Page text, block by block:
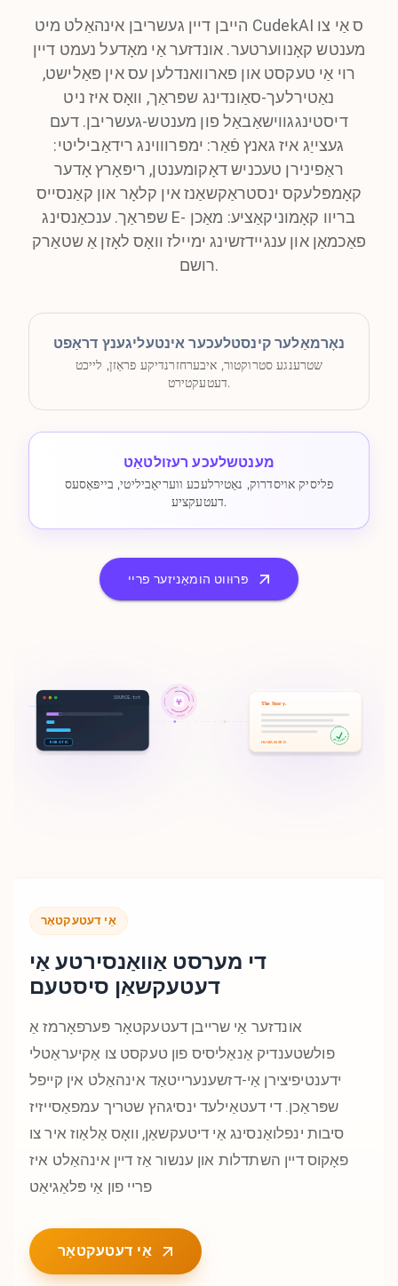
הייבן דיין געשריבן אינהאַלט מיט CudekAI ס אַי צו
מענטש קאָנווערטער. אונדזער אַי מאָדעל נעמט דיין
רוי אַי טעקסט און פארוואנדלען עס אין פּאַלישט,
נאַטירלעך-סאַונדינג שפּראַך, וואָס איז ניט
דיסטינגגווישאַבאַל פון מענטש-געשריבן. דעם
געצייַג איז גאנץ פֿאַר: ימפּרוווינג רידאַביליטי:
ראַפינירן טעכניש דאָקומענטן, ריפּאָרץ אָדער
קאָמפּלעקס ינסטראַקשאַנז אין קלאָר און קאַנסייס
שפּראַך. ענכאַנסינג E- בריוו קאָמוניקאַציע: מאַכן
פאַכמאַן און ענגיידזשינג ימיילז וואָס לאָזן אַ שטאַרק
רושם.
נאָרמאַלער קינסטלעכער אינטעליגענץ דראַפט
שטרענגע סטרוקטור, איבערחזרנדיקע פראַזן, לייכט
דעטעקטירט.
מענטשלעכע רעזולטאַט
פליסיק אויסדרוק, נאַטירלעכע וועריאַביליטי, בייפּאַסעס
דעטעקציע.
פּרוּווט הומאַניזער פריי
SOURCE.txt
ROBOTIC
The Story.
100% HUMAN
HUMANIZED
אַי דעטעקטאָר
די מערסט אַוואַנסירטע אַי
דעטעקשאַן סיסטעם
אונדזער אַי שרייבן דעטעקטאָר פּערפאָרמז אַ
פולשטענדיק אַנאַליסיס פון טעקסט צו אַקיעראַטלי
ידענטיפיצירן אַי-דזשענערייטאַד אינהאַלט אין קייפל
שפּראַכן. די דעטאַילעד ינסיגהץ שטריך עמפאַסייזיז
סיבות ינפלואַנסינג אַי דיטעקשאַן, וואָס אַלאַוז איר צו
פאָקוס דיין השתדלות און ענשור אַז דיין אינהאַלט איז
פריי פון אַי פּלאַגיאַט
אַי דעטעקטאָר